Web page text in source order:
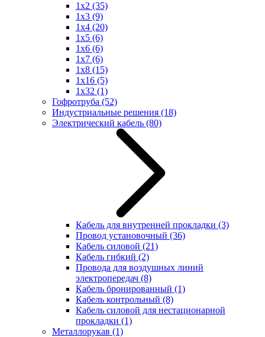
1x2 (35)
1x3 (9)
1x4 (20)
1x5 (6)
1x6 (6)
1x7 (6)
1x8 (15)
1x16 (5)
1x32 (1)
Гофротруба (52)
Индустриальные решения (18)
Электрический кабель (80)
Кабель для внутренней прокладки (3)
Провод установочный (36)
Кабель силовой (21)
Кабель гибкий (2)
Провода для воздушных линий
электропередач (8)
Кабель бронированный (1)
Кабель контрольный (8)
Кабель силовой для нестационарной
прокладки (1)
Металлорукав (1)